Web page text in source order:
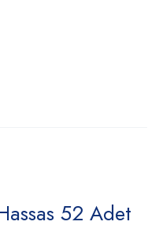
52 Adet